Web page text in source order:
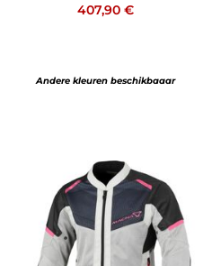
407,90 €
Andere kleuren beschikbaaar